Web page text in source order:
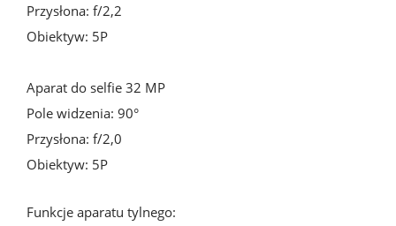
Przysłona: f/2,2
Obiektyw: 5P
Aparat do selfie 32 MP
Pole widzenia: 90°
Przysłona: f/2,0
Obiektyw: 5P
Funkcje aparatu tylnego: